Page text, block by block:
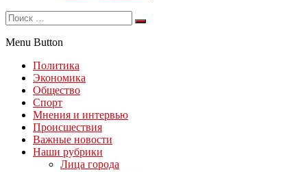
Menu Button
Политика
Экономика
Общество
Спорт
Мнения и интервью
Происшествия
Важные новости
Наши рубрики
Лица города